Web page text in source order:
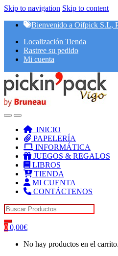
Skip to navigation Skip to content
Bienvenido a Oifpick S.L,
Localización Tienda
Rastree su pedido
Mi cuenta
INICIO
PAPELERÍA
INFORMÁTICA
JUEGOS & REGALOS
LIBROS
TIENDA
MI CUENTA
CONTÁCTENOS
Search for:
0 0,00€
No hay productos en el carrito.